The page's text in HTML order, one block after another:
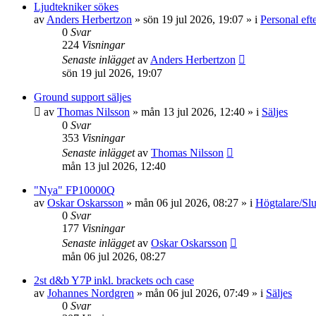
Ljudtekniker sökes
av Anders Herbertzon » sön 19 jul 2026, 19:07 » i Personal
0 Svar
224 Visningar
Senaste inläggetav Anders Herbertzon
sön 19 jul 2026, 19:07
Ground support säljes
av Thomas Nilsson » mån 13 jul 2026, 12:40 » i Säljes
0 Svar
353 Visningar
Senaste inläggetav Thomas Nilsson
mån 13 jul 2026, 12:40
"Nya" FP10000Q
av Oskar Oskarsson » mån 06 jul 2026, 08:27 » i Högtalare/
0 Svar
177 Visningar
Senaste inläggetav Oskar Oskarsson
mån 06 jul 2026, 08:27
2st d&b Y7P inkl. brackets och case
av Johannes Nordgren » mån 06 jul 2026, 07:49 » i Säljes
0 Svar